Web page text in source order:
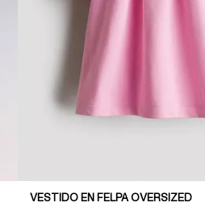
VESTIDO EN FELPA OVERSIZED